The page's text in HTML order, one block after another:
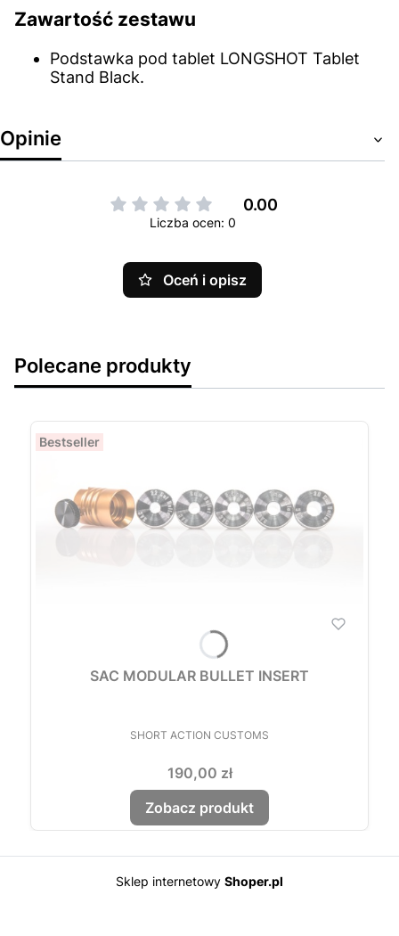
Zawartość zestawu
Podstawka pod tablet LONGSHOT Tablet
Stand Black.
Opinie
0.00
Liczba ocen: 0
Oceń i opisz
Polecane produkty
Bestseller
SAC MODULAR BULLET INSERT
PRODUCENT
SHORT ACTION CUSTOMS
Cena
190,00 zł
Zobacz produkt
Sklep internetowy Shoper.pl